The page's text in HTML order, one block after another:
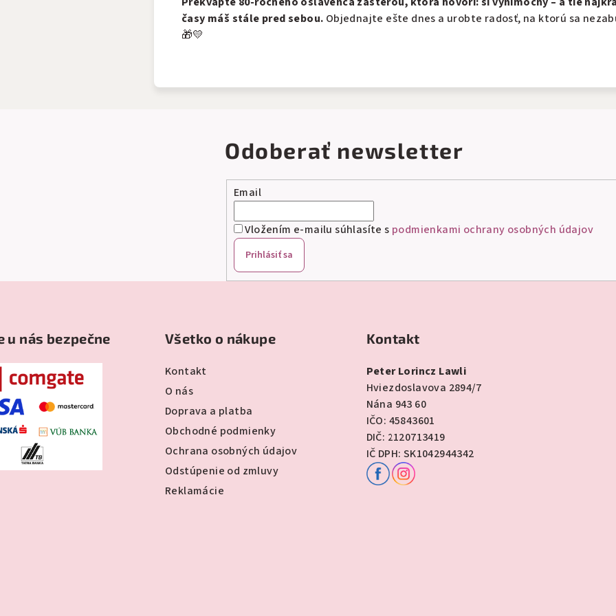
časy máš stále pred sebou. Objednajte ešte dnes a urobte radosť, na ktorú sa
🎁💛
Odoberať newsletter
Email
Vložením e-mailu súhlasíte s podmienkami ochrany osobných údajov
Prihlásiť sa
u nás bezpečne Všetko o nákupe
Kontakt
O nás
Doprava a platba
Obchodné podmienky
Ochrana osobných údajov
Odstúpenie od zmluvy
Reklamácie
Kontakt
Peter Lorincz Lawli
Hviezdoslavova 2894/7
Nána 943 60
IČO: 45843601
DIČ: 2120713419
IČ DPH: SK1042944342